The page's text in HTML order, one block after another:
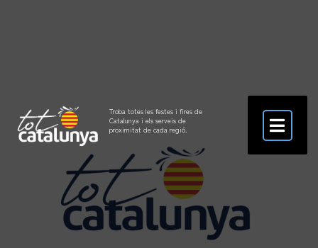
Troba totes les festes i fires de
Catalunya i els serveis de
proximitat de cada regió.